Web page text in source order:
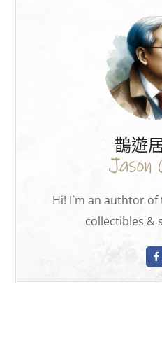
鵲遊
Hi! I`m an authtor of
collectibles &